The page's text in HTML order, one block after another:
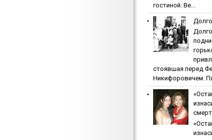
гостиной. Ве...
стоявшая перед
Никифоровичем.